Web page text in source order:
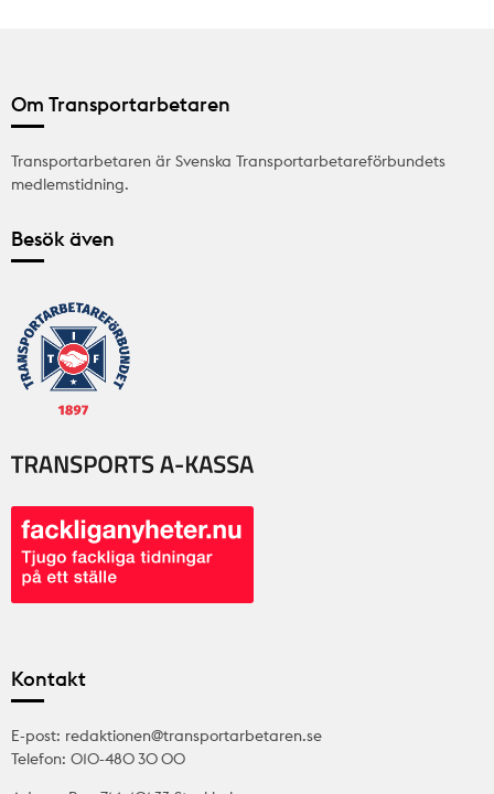
Om Transportarbetaren
Transportarbetaren är Svenska Transportarbetareförbundets
medlemstidning.
Besök även
Kontakt
E-post: redaktionen@transportarbetaren.se
Telefon: 010-480 30 00